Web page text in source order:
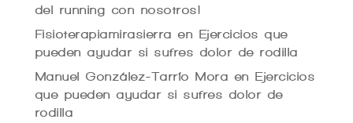
del running con nosotros!
Fisioterapiamirasierra en
Ejercicios que
pueden ayudar si sufres dolor de rodilla
Manuel González-Tarrío Mora en
Ejercicios
que pueden ayudar si sufres dolor de
rodilla